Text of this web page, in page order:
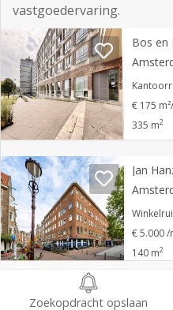
vastgoedervaring.
€ 175
335 m2
Jan
€ 5.000
140 m2
Rokin
Zoekopdracht opslaan